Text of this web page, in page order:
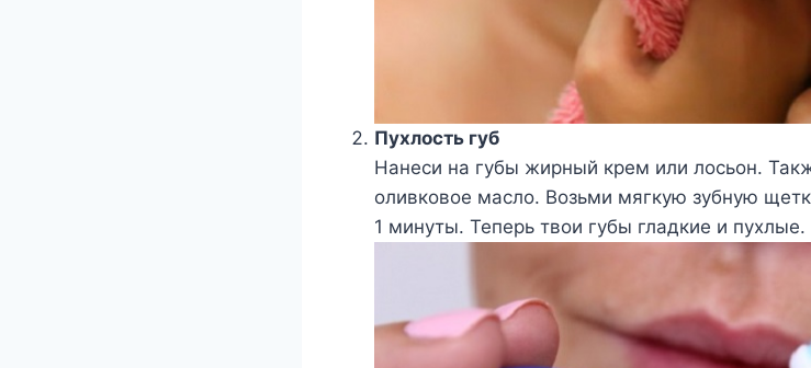
Пухлость губ
Нанеси на губы жирный крем или лосьон.
оливковое масло. Возьми мягкую зубную
1 минуты. Теперь твои губы гладкие и пухлые.